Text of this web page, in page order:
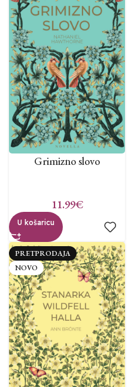
Grimizno slovo
11.99€
U košaricu
PRETPRODAJA
NOVO